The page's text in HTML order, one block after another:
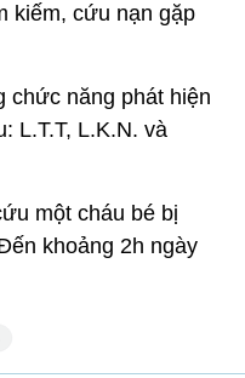
kiếm, cứu nạn gặp
chức năng phát hiện
L.T.T, L.K.N. và
một cháu bé bị
khoảng 2h ngày